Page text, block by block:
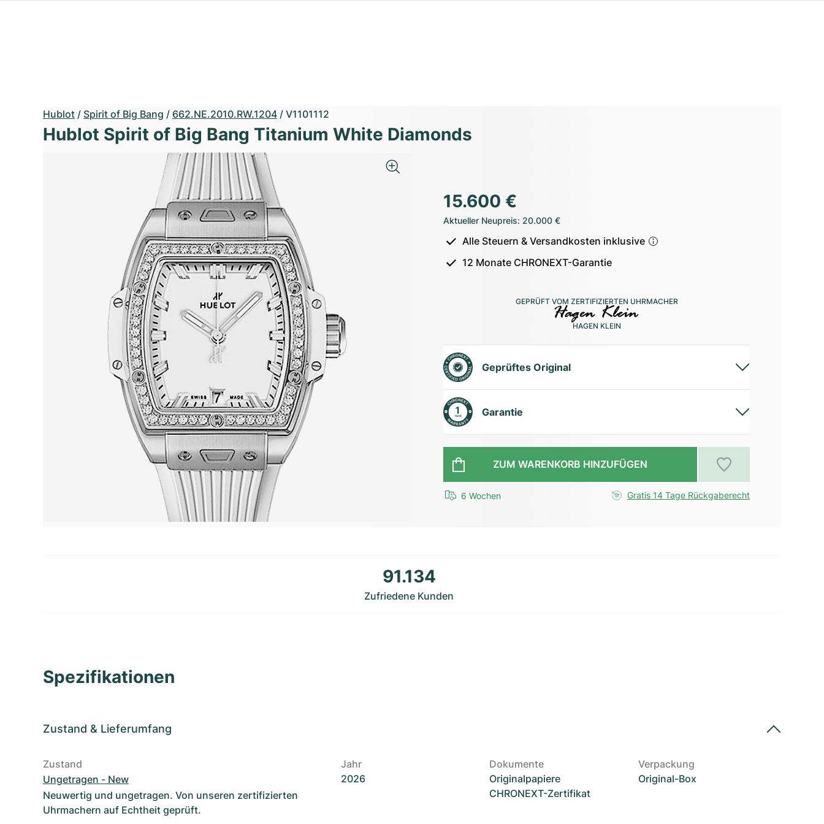
Hublot / Spirit of Big Bang / 662.NE.2010.RW.1204 / V1101112
Hublot Spirit of Big Bang Titanium White Diamonds
15.600 €
Aktueller Neupreis: 20.000 €
Alle Steuern & Versandkosten inklusive
12 Monate CHRONEXT-Garantie
GEPRÜFT VOM ZERTIFIZIERTEN UHRMACHER
HAGEN KLEIN
Geprüftes Original
Garantie
ZUM WARENKORB HINZUFÜGEN
6 Wochen Gratis 14 Tage Rückgaberecht
91.134
Zufriedene Kunden
Spezifikationen
Zustand & Lieferumfang
Zustand
Ungetragen - New
Neuwertig und ungetragen. Von unseren zertifizierten
Uhrmachern auf Echtheit geprüft.
Jahr
2026
Dokumente
Originalpapiere
CHRONEXT-Zertifikat
Verpackung
Original-Box